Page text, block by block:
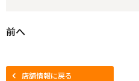
前へ
店舗情報に戻る